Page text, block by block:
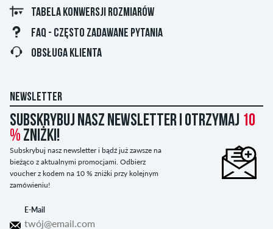
TABELA KONWERSJI ROZMIARÓW
FAQ - CZĘSTO ZADAWANE PYTANIA
OBSŁUGA KLIENTA
NEWSLETTER
Subskrybuj nasz newsletter i otrzymaj 10
% zniżki!
Subskrybuj nasz newsletter i bądź już zawsze na
bieżąco z aktualnymi promocjami. Odbierz
voucher z kodem na 10 % zniżki przy kolejnym
zamówieniu!
E-Mail